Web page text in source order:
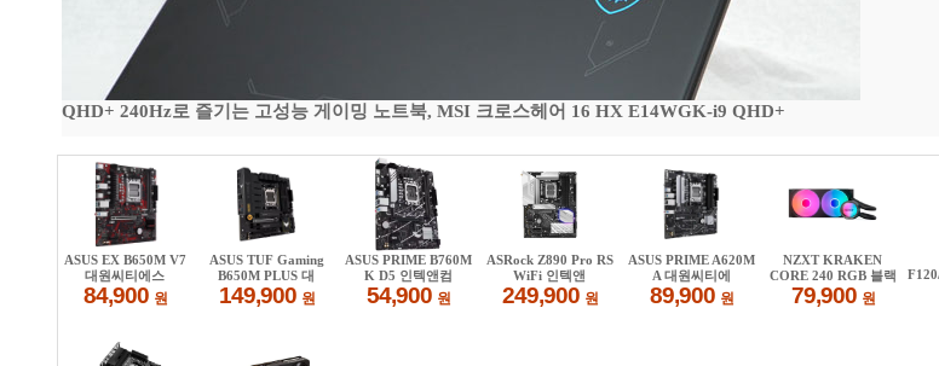
QHD+ 240Hz로 즐기는 고성능 게이밍 노트북, MSI 크로스헤어 16 HX E14WGK-i9 QHD+